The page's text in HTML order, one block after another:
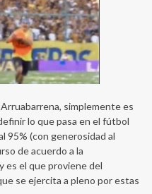
simplemente es
lo que pasa en el fútbol
95% (con generosidad al
de acuerdo a la
es el que proviene del
se ejercita a pleno por estas